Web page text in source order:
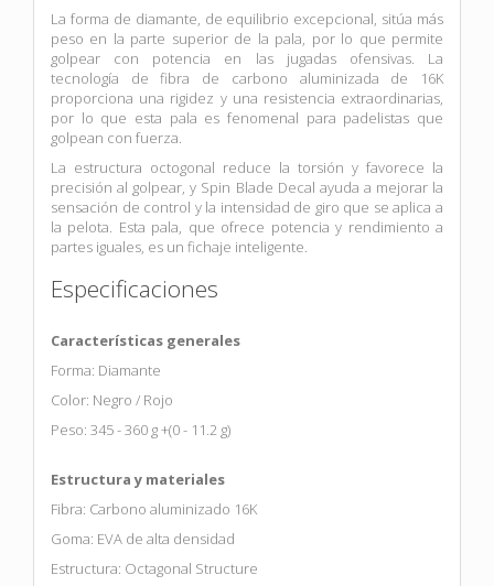
La forma de diamante, de equilibrio excepcional, sitúa más
peso en la parte superior de la pala, por lo que permite
golpear con potencia en las jugadas ofensivas. La
tecnología de fibra de carbono aluminizada de 16K
proporciona una rigidez y una resistencia extraordinarias,
por lo que esta pala es fenomenal para padelistas que
golpean con fuerza.
La estructura octogonal reduce la torsión y favorece la
precisión al golpear, y Spin Blade Decal ayuda a mejorar la
sensación de control y la intensidad de giro que se aplica a
la pelota. Esta pala, que ofrece potencia y rendimiento a
partes iguales, es un fichaje inteligente.
Especificaciones
Características generales
Forma: Diamante
Color: Negro / Rojo
Peso: 345 - 360 g +(0 - 11.2 g)
Estructura y materiales
Fibra: Carbono aluminizado 16K
Goma: EVA de alta densidad
Estructura: Octagonal Structure